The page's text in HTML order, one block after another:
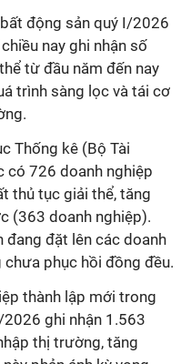
động sản quý I/2026
nay ghi nhận số
từ đầu năm đến nay
trình sàng lọc và tái cơ
Thống kê (Bộ Tài
có 726 doanh nghiệp
thủ tục giải thể, tăng
(363 doanh nghiệp).
đang đặt lên các doanh
phục hồi đồng đều.
thành lập mới trong
2026 ghi nhận 1.563
thị trường, tăng